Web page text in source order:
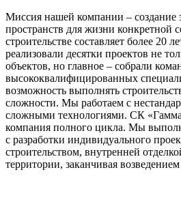
Миссия нашей компании – создание
пространств для жизни конкретной
строительстве составляет более 20
реализовали десятки проектов не
объектов, но главное – собрали
высококвалифицированных
возможность выполнять
сложности. Мы работаем с
сложными технологиями. СК «Гамма
компания полного цикла. Мы
с разработки индивидуального
строительством, внутренней
территории, заканчивая